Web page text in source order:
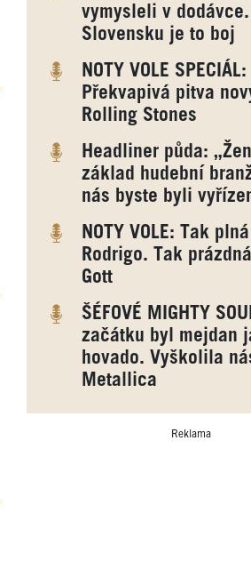
vymysleli v dodávce.
Slovensku je to boj
NOTY VOLE SPECIÁL:
Překvapivá pitva
Rolling Stones
Headliner půda:
základ hudební
nás byste byli
NOTY VOLE: Tak
Rodrigo. Tak
Gott
ŠÉFOVÉ MIGHTY
začátku byl mejdan
hovado. Vyškolila
Metallica
Reklama